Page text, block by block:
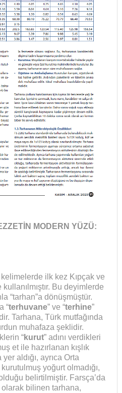
MODERN YÜZÜ:
ilk kez Kıpçak ve
Bu deyimlerde
“tarhan”a dönüşmüştür.
“terhuvane” ve “terhine”
Tarhana, Türk mutfağında
muhafaza şeklidir.
“kurut” adını verdikleri
et ile hazırlanan kışlık
aldığı, ayrıca Orta
yoğurt olmadığı,
belirtilmiştir. Farsça’da
olarak bilinen tarhana,